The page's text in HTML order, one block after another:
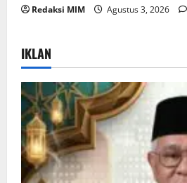
Redaksi MIM Agustus 3, 2026
IKLAN